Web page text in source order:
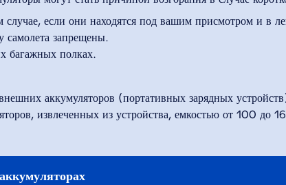
случае, если они находятся под вашим присмотром и в
самолета запрещены.
багажных полках.
аккумуляторов (портативных зарядных
извлеченных из устройства, емкостью от 100 до